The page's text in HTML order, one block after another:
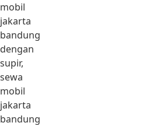
mobil
jakarta
bandung
dengan
supir,
sewa
mobil
jakarta
bandung